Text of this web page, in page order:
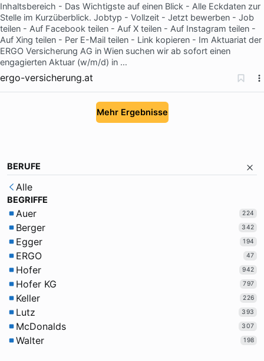
Inhaltsbereich - Das Wichtigste auf einen Blick - Alle Eckdaten zur
Stelle im Kurzüberblick. Jobtyp - Vollzeit - Jetzt bewerben - Job
teilen - Auf Facebook teilen - Auf X teilen - Auf Instagram teilen -
Auf Xing teilen - Per E-Mail teilen - Link kopieren - Im Aktuariat der
ERGO Versicherung AG in Wien suchen wir ab sofort einen
engagierten Aktuar (w/m/d) in …
ergo-versicherung.at
Mehr Ergebnisse
BERUFE
Alle
BEGRIFFE
Auer 224
Berger 342
Egger 194
ERGO 47
Hofer 942
Hofer KG 797
Keller 226
Lutz 393
McDonalds 307
Walter 198